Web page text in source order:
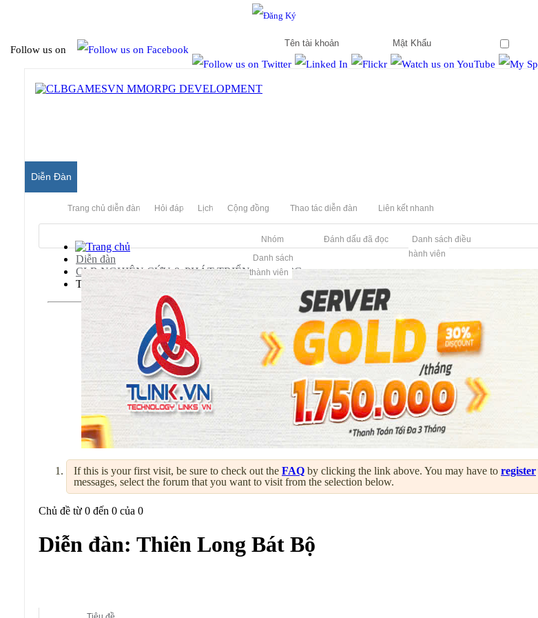
Follow us on
Diễn Đàn
Trang chủ diễn đàn Hỏi đáp Lịch Cộng đồng
Nhóm
Danh sách
thành viên
Thao tác diễn đàn
Đánh dấu đã đọc
Liên kết nhanh
Danh sách điều
hành viên
Diễn đàn
CLB NGHIÊN CỨU & PHÁT TRIỂN MMORPG
Thiên Long Bát Bộ
If this is your first visit, be sure to check out the FAQ by clicking the link above. You may have to register
messages, select the forum that you want to visit from the selection below.
Chủ đề từ 0 đến 0 của 0
Diễn đàn: Thiên Long Bát Bộ